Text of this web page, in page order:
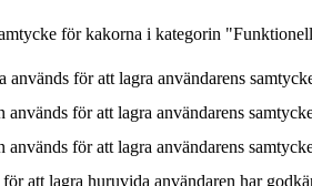
för kakorna i kategorin
för att lagra användarens
för att lagra användarens
för att lagra användarens
att lagra huruvida användaren har